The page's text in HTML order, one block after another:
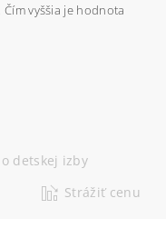
vyššia je hodnota
detskej izby
Strážiť cenu